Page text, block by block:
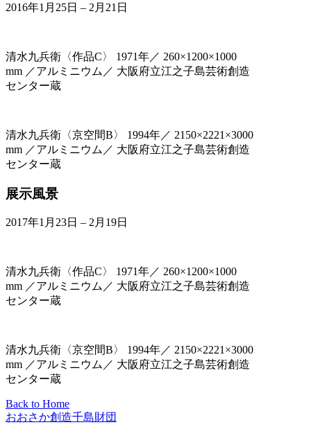
2016年1月25日 – 2月21日
清水九兵衛〈作品C〉 1971年／ 260×1200×1000
mm ／アルミニウム／ 大阪府立江之子島芸術創造
センター蔵
清水九兵衛〈京空間B〉 1994年／ 2150×2221×3000
mm ／アルミニウム／ 大阪府立江之子島芸術創造
センター蔵
展示風景
2017年1月23日 – 2月19日
清水九兵衛〈作品C〉 1971年／ 260×1200×1000
mm ／アルミニウム／ 大阪府立江之子島芸術創造
センター蔵
清水九兵衛〈京空間B〉 1994年／ 2150×2221×3000
mm ／アルミニウム／ 大阪府立江之子島芸術創造
センター蔵
Back to Home
おおさか創造千島財団